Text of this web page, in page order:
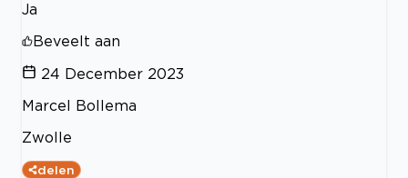
Ja
Beveelt aan
24 December 2023
Marcel Bollema
Zwolle
delen